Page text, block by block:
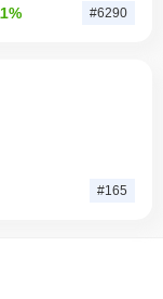
#6290
#165